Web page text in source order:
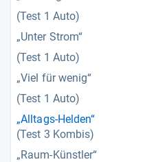
(Test 1 Auto)
„Unter Strom“
(Test 1 Auto)
„Viel für wenig“
(Test 1 Auto)
„Alltags-Helden“
(Test 3 Kombis)
„Raum-Künstler“